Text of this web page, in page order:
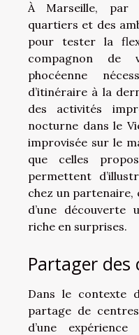
À Marseille, par
quartiers et des
pour tester la
compagnon de
phocéenne
d’itinéraire à la
des activités
nocturne dans le
improvisée sur le
que celles
permettent
chez un
d’une découverte
riche en surprises.
Partager des
Dans le contexte
partage de
d’une